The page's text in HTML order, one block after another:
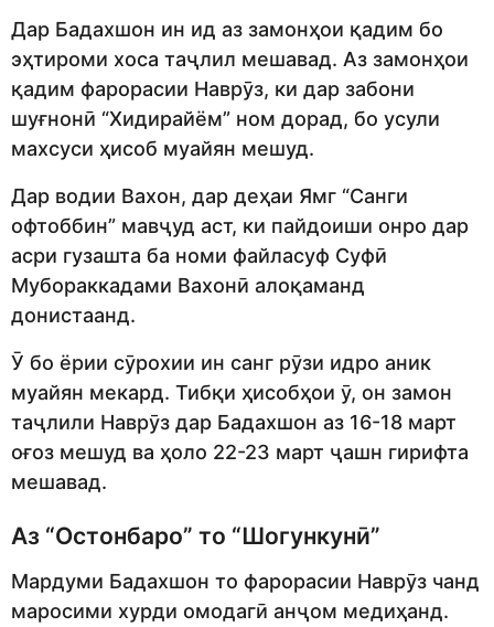
Дар Бадахшон ин ид аз замонҳои қадим бо
эҳтироми хоса таҷлил мешавад. Аз замонҳои
қадим фарорасии Наврӯз, ки дар забони
шуғнонӣ “Хидирайём” ном дорад, бо усули
махсуси ҳисоб муайян мешуд.
Дар водии Вахон, дар деҳаи Ямг “Санги
офтоббин” мавҷуд аст, ки пайдоиши онро дар
асри гузашта ба номи файласуф Суфӣ
Мубораккадами Вахонӣ алоқаманд
донистаанд.
Ӯ бо ёрии сӯрохии ин санг рӯзи идро аник
муайян мекард. Тибқи ҳисобҳои ӯ, он замон
таҷлили Наврӯз дар Бадахшон аз 16-18 март
оғоз мешуд ва ҳоло 22-23 март ҷашн гирифта
мешавад.
Аз “Остонбаро” то “Шогункунӣ”
Мардуми Бадахшон то фарорасии Наврӯз чанд
маросими хурди омодагӣ анҷом медиҳанд.